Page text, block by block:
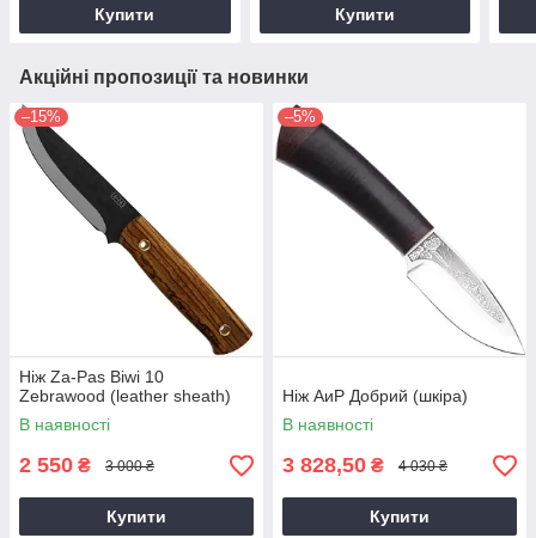
Купити Купити
Акційні пропозиції та новинки
–15%
Ніж Za-Pas Biwi 10
Zebrawood (leather sheath)
В наявності
2 550 ₴ 3 000 ₴
Купити
–5%
Ніж АиР Добрий (шкіра)
В наявності
3 828,50 ₴ 4 030 ₴
Купити